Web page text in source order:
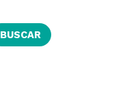
BUSCAR